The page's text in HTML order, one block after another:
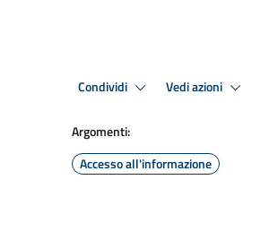
Condividi Vedi azioni
Argomenti:
Accesso all'informazione